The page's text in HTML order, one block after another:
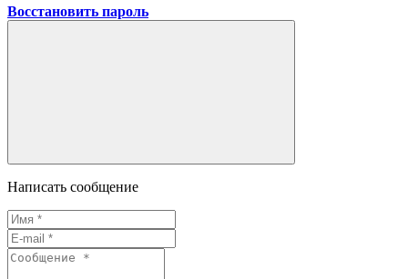
Восстановить пароль
Написать сообщение